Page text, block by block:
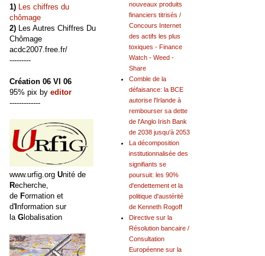
nouveaux produits
financiers titrisés /
Concours Internet
des actifs les plus
toxiques - Finance
Watch - Weed -
Share
Comble de la
défaisance: la BCE
autorise l'Irlande à
rembourser sa dette
de l'Anglo Irish Bank
de 2038 jusqu'à 2053
La décomposition
institutionnalisée des
signifiants se
poursuit: les 90%
d'endettement et la
politique d'austérité
de Kenneth Rogoff
Directive sur la
Résolution bancaire /
Consultation
Européenne sur la
1) Les chiffres du
chômage
2) Les Autres Chiffres Du
Chômage
acdc2007.free.fr/
---------
Création 06 VI 06
95% pix by editor
-------------
www.urfig.org Unité de
Recherche,
de Formation et
d'Information sur
la Globalisation